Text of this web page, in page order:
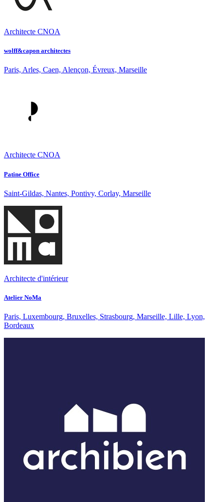
Architecte CNOA
wolff&capon architectes
Paris, Arles, Caen, Alençon, Évreux, Marseille
Architecte CNOA
Patine Office
Saint-Gildas, Nantes, Pontivy, Corlay, Marseille
Architecte d'intérieur
Atelier NoMa
Paris, Luxembourg, Bruxelles, Strasbourg, Marseille, Lille, Lyon,
Bordeaux